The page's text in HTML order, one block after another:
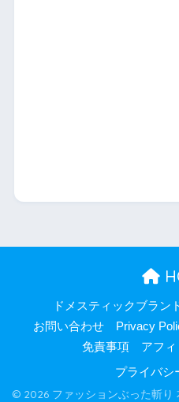
ドメスティックブラン
お問い合わせ
Privacy
免責事項
アフ
プライバシ
© 2026 ファッションぶった斬り